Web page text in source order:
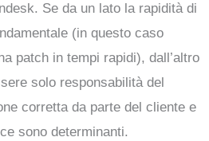
Se da un lato la rapidità di
(in questo caso
patch in tempi rapidi), dall’altro
solo responsabilità del
corretta da parte del cliente e
sono determinanti.